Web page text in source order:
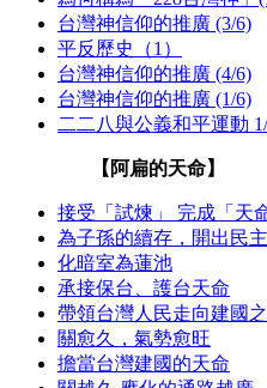
台灣神信仰的推廣 (3/6)
平反歷史（1）
台灣神信仰的推廣 (4/6)
台灣神信仰的推廣 (1/6)
二二八與公義和平運動
【阿扁的天命】
接受「試煉」 完成「天
為子孫的續存，開出民
化暗室為蓮池
承接保台、護台天命
帶領台灣人民走向建國
關愈久，氣勢愈旺
擔當台灣建國的天命